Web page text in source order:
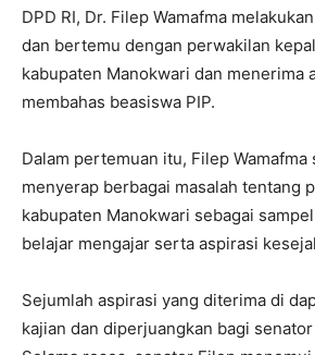
DPD RI, Dr. Filep Wamafma
dan bertemu dengan perwakilan
kabupaten Manokwari dan menerima
membahas beasiswa PIP.
Dalam pertemuan itu, Filep Wamafma
menyerap berbagai masalah tentang
kabupaten Manokwari sebagai
belajar mengajar serta aspirasi
Sejumlah aspirasi yang diterima di
kajian dan diperjuangkan bagi senator